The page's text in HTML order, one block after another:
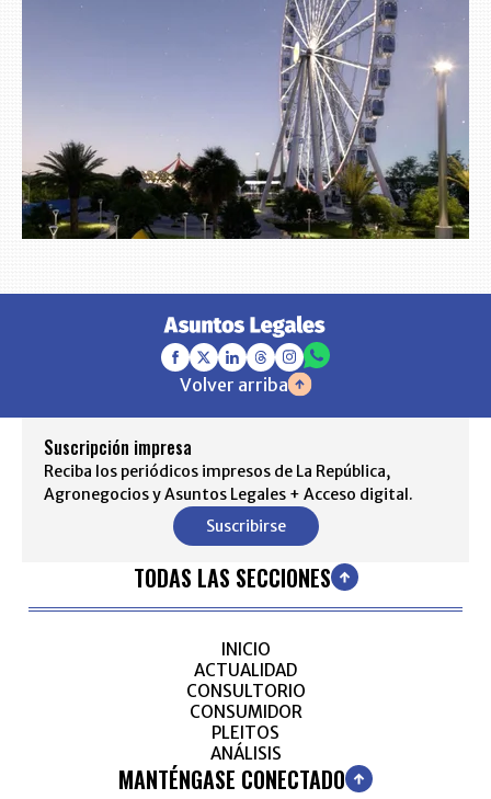
Volver arriba
Suscripción impresa
Reciba los periódicos impresos de La República,
Agronegocios y Asuntos Legales + Acceso digital.
Suscribirse
TODAS LAS SECCIONES
INICIO
ACTUALIDAD
CONSULTORIO
CONSUMIDOR
PLEITOS
ANÁLISIS
MANTÉNGASE CONECTADO